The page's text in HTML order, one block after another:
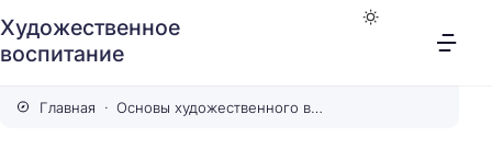
Художественное
воспитание
Главная Основы художественного воспитания